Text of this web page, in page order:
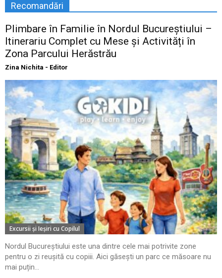
Recomandări
Plimbare în Familie în Nordul Bucureștiului –
Itinerariu Complet cu Mese și Activități în
Zona Parcului Herăstrău
Zina Nichita - Editor
Excursii şi Ieşiri cu Copilul
Nordul Bucureștiului este una dintre cele mai potrivite zone
pentru o zi reușită cu copiii. Aici găsești un parc ce măsoare nu
mai puțin...